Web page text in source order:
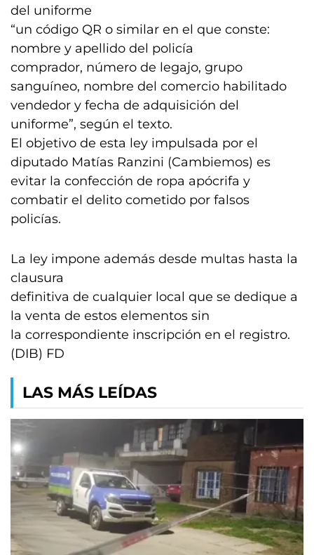
del uniforme
“un código QR o similar en el que conste:
nombre y apellido del policía
comprador, número de legajo, grupo
sanguíneo, nombre del comercio habilitado
vendedor y fecha de adquisición del
uniforme”, según el texto.
El objetivo de esta ley impulsada por el
diputado Matías Ranzini (Cambiemos) es
evitar la confección de ropa apócrifa y
combatir el delito cometido por falsos
policías.
La ley impone además desde multas hasta la
clausura
definitiva de cualquier local que se dedique a
la venta de estos elementos sin
la correspondiente inscripción en el registro.
(DIB) FD
LAS MÁS LEÍDAS